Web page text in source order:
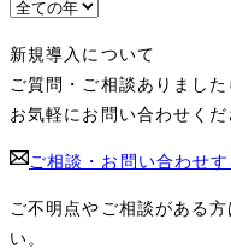
新規導入について
ご質問・ご相談ありました
お気軽にお問い合わせくだ
ご相談・お問い合わせ
ご不明点やご相談がある
い。